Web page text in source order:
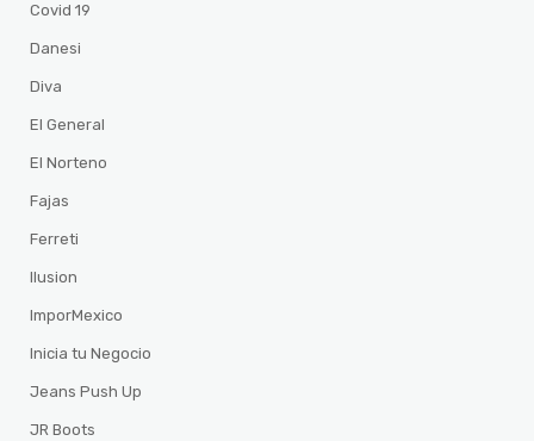
Covid 19
Danesi
Diva
El General
El Norteno
Fajas
Ferreti
Ilusion
ImporMexico
Inicia tu Negocio
Jeans Push Up
JR Boots